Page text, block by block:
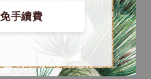
手續費